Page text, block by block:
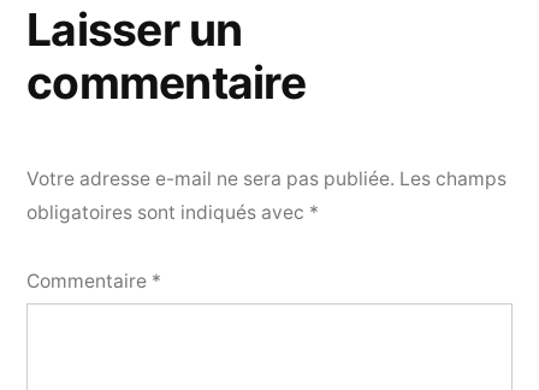
Laisser un
commentaire
Votre adresse e-mail ne sera pas publiée. Les champs
obligatoires sont indiqués avec *
Commentaire *